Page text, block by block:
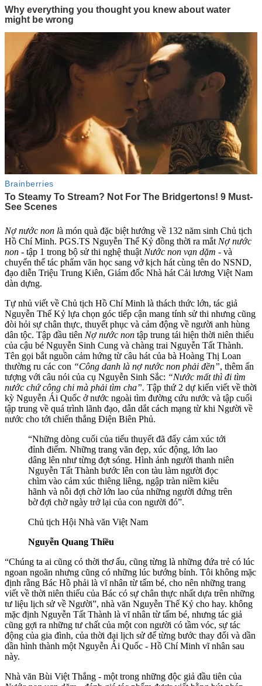
Nợ nước non là món quà đặc biệt hướng về 132 năm sinh Chủ tịch
Hồ Chí Minh. PGS.TS Nguyễn Thế Kỷ đồng thời ra mắt Nợ nước
non - tập 1 trong bộ sử thi nghệ thuật Nước non vạn dặm - và
chuyển thể tác phẩm văn học sang vở kịch hát cùng tên do NSND,
đạo diễn Triệu Trung Kiên, Giám đốc Nhà hát Cải lương Việt Nam
dàn dựng.
Tự nhủ viết về Chủ tịch Hồ Chí Minh là thách thức lớn, tác giả
Nguyễn Thế Kỷ lựa chọn góc tiếp cận mang tính sử thi nhưng cũng
đòi hỏi sự chân thực, thuyết phục và cảm động về người anh hùng
dân tộc. Tập đầu tiên Nợ nước non tập trung tái hiện thời niên thiếu
của cậu bé Nguyễn Sinh Cung và chàng trai Nguyễn Tất Thành.
Tên gọi bắt nguồn cảm hứng từ câu hát của bà Hoàng Thị Loan
thường ru các con “Công danh là nợ nước non phải đền”, thêm ấn
tượng với câu nói của cụ Nguyễn Sinh Sắc: “Nước mất thì đi tìm
nước chứ công chi mà phải tìm cha”. Tập thứ 2 dự kiến viết về thời
kỳ Nguyễn Ái Quốc ở nước ngoài tìm đường cứu nước và tập cuối
tập trung về quá trình lãnh đạo, dẫn dắt cách mạng từ khi Người về
nước cho tới chiến thắng Điện Biên Phủ.
“Những dòng cuối của tiểu thuyết đã đẩy cảm xúc tới
đỉnh điểm. Những trang văn đẹp, xúc động, lớn lao
dâng lên như từng đợt sóng. Hình ảnh người thanh niên
Nguyễn Tất Thành bước lên con tàu làm người đọc
chìm vào cảm xúc thiêng liêng, ngập tràn niềm kiêu
hãnh và nỗi đợi chờ lớn lao của những người đứng trên
bờ đợi chờ ngày trở lại của con người đó”.
Chủ tịch Hội Nhà văn Việt Nam
Nguyễn Quang Thiều
“Chúng ta ai cũng có thời thơ ấu, cũng từng là những đứa trẻ có lúc
ngoan ngoãn nhưng cũng có những lúc bướng bỉnh. Tôi khô‌ּng mặ‌ּc
định rằng Bác Hồ phải là vĩ nhân từ tấm bé, cho nên những trang
viết về thời niên thiếu của Bác có sự chân thực nhất dựa trên những
tư liệu lịch sử về Người”, nhà văn Nguyễn Thế Kỷ cho hay. khô‌ּng
mặ‌ּc định Nguyễn Tất Thành là vĩ nhân từ tấm bé, nhưng tác giả
cũng gợi ra những tư chất của một con người có tầm vóc, sự tác
động của gia đình, của thời đại lịch sử để từng bước thay đổi và dần
dần hình thành một Nguyễn Ái Quốc - Hồ Chí Minh vĩ nhân sau
này.
Nhà văn Bùi Việt Thắng - một trong những độc giả đầu tiên của